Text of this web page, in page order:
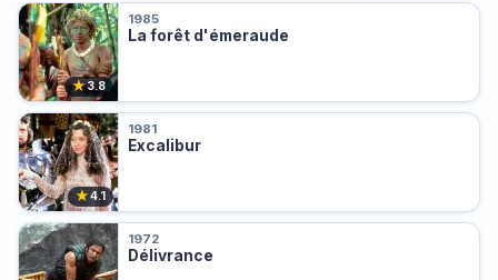
★3.8
1985
La forêt d'émeraude
★4.1
1981
Excalibur
1972
Délivrance